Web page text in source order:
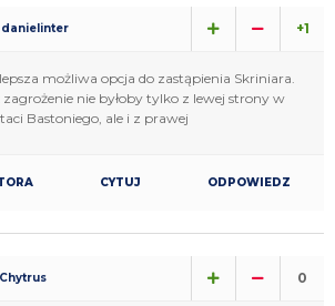
danielinter +1
możliwa opcja do zastąpienia Skriniara.
zagrożenie nie byłoby tylko z lewej strony w
Bastoniego, ale i z prawej
CYTUJ ODPOWIEDZ
Chytrus 0